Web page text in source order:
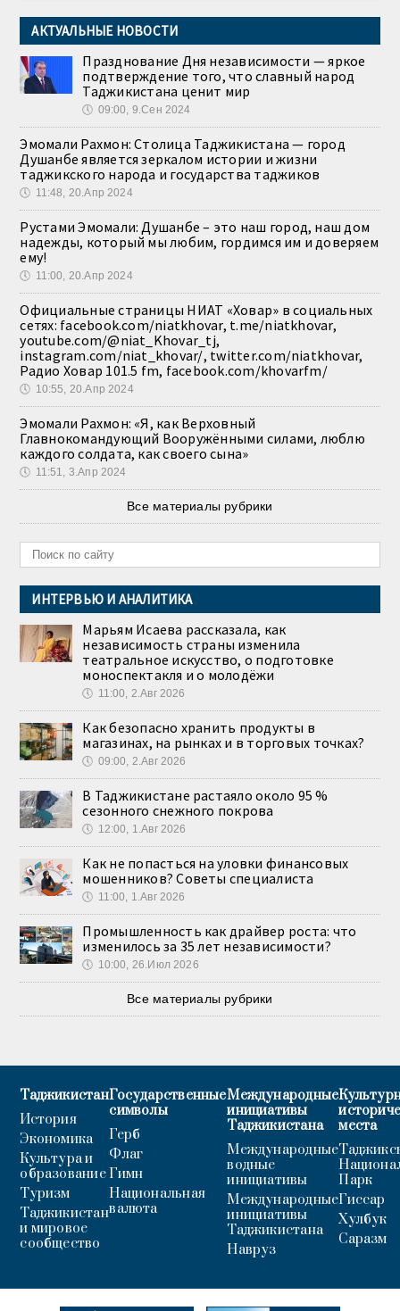
АКТУАЛЬНЫЕ НОВОСТИ
Празднование Дня независимости — яркое
подтверждение того, что славный народ
Таджикистана ценит мир
🕔 09:00, 9.Сен 2024
Эмомали Рахмон: Столица Таджикистана — город
Душанбе является зеркалом истории и жизни
таджикского народа и государства таджиков
🕔 11:48, 20.Апр 2024
Рустами Эмомали: Душанбе – это наш город, наш дом
надежды, который мы любим, гордимся им и доверяем
ему!
🕔 11:00, 20.Апр 2024
Официальные страницы НИАТ «Ховар» в социальных
сетях: facebook.com/niatkhovar, t.me/niatkhovar,
youtube.com/@niat_Khovar_tj,
instagram.com/niat_khovar/, twitter.com/niatkhovar,
Радио Ховар 101.5 fm, facebook.com/khovarfm/
🕔 10:55, 20.Апр 2024
Эмомали Рахмон: «Я, как Верховный
Главнокомандующий Вооружёнными силами, люблю
каждого солдата, как своего сына»
🕔 11:51, 3.Апр 2024
Все материалы рубрики
ИНТЕРВЬЮ И АНАЛИТИКА
Марьям Исаева рассказала, как
независимость страны изменила
театральное искусство, о подготовке
моноспектакля и о молодёжи
🕔 11:00, 2.Авг 2026
Как безопасно хранить продукты в
магазинах, на рынках и в торговых точках?
🕔 09:00, 2.Авг 2026
В Таджикистане растаяло около 95 %
сезонного снежного покрова
🕔 12:00, 1.Авг 2026
Как не попасться на уловки финансовых
мошенников? Советы специалиста
🕔 11:00, 1.Авг 2026
Промышленность как драйвер роста: что
изменилось за 35 лет независимости?
🕔 10:00, 26.Июл 2026
Все материалы рубрики
Таджикистан
История
Экономика
Культура и
образование
Туризм
Таджикистан
и мировое
сообщество
Государственные
символы
Герб
Флаг
Гимн
Национальная
валюта
Международные
инициативы
Таджикистана
Международные
водные
инициативы
Международные
инициативы
Таджикистана
Навруз
места
Парк
Гиссар
Хулбук
Саразм